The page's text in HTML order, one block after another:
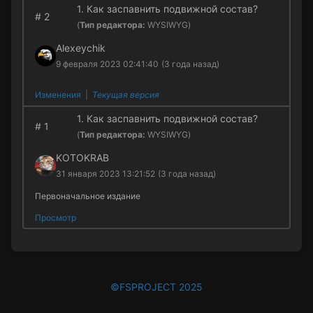
#2
1. Как заспавнить подвижной состав?
(Тип редактора: WYSIWYG)
Alexeychik
9 февраля 2023 02:41:40 (3 года назад)
Изменения Текущая версия
#1
1. Как заспавнить подвижной состав?
(Тип редактора: WYSIWYG)
KOTOKRAB
31 января 2023 13:21:52 (3 года назад)
Первоначальное издание
Просмотр
©FSPROJECT 2025